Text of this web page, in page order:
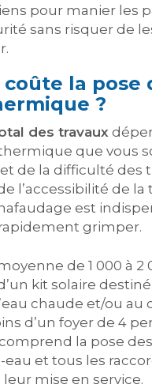
pour manier les
sans risquer de
la pose
?
des travaux
que vous
de la difficulté des
l’accessibilité de la
est
grimper.
de 1 000 à 2
kit solaire destiné
chaude et/ou au
d’un foyer de 4
la pose
et tous les
leur mise en service.